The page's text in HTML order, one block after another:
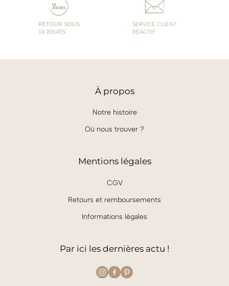
RETOUR SOUS
14 JOURS
SERVICE CLIENT
RÉACTIF
Àpropos
Notre histoire
Où nous trouver ?
Mentions légales
CGV
Retours et remboursements
Informations légales
Par ici les dernières actu !